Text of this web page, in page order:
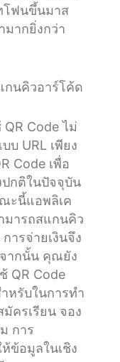
โฟนขึ้นมาส
ากยิ่งกว่า
กนคิวอาร์โค้ด
Code ไม่
บ URL เพียง
Code เพื่อ
ปกติในปัจจุบัน
ะนี้แอพลิเค
มารถสแกนคิว
ารจ่ายเงินจึง
จากนั้น คุณยัง
QR Code
หรับในการทำ
ครเรียน จอง
การ
ข้อมูลในเชิง